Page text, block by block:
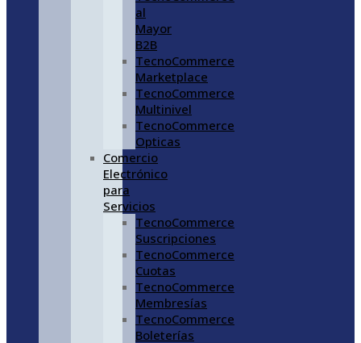
al
Mayor
B2B
TecnoCommerce
Marketplace
TecnoCommerce
Multinivel
TecnoCommerce
Opticas
Comercio
Electrónico
para
Servicios
TecnoCommerce
Suscripciones
TecnoCommerce
Cuotas
TecnoCommerce
Membresías
TecnoCommerce
Boleterías